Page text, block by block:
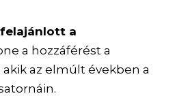
felajánlott a
a hozzáférést a
az elmúlt években a